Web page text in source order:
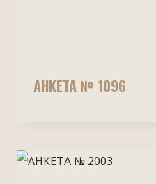
АНКЕТА № 1096